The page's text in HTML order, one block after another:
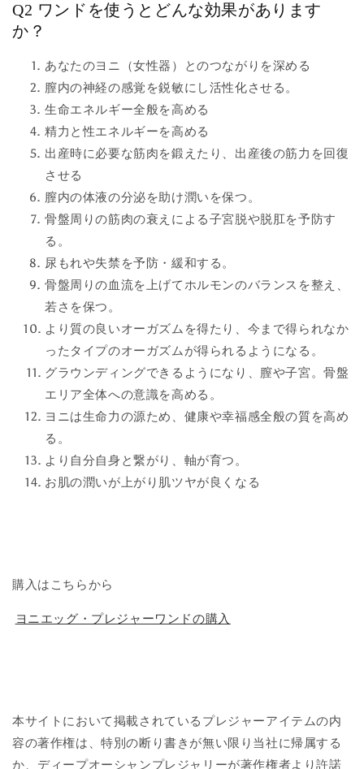
Q2 ワンドを使うとどんな効果があります
か？
あなたのヨニ（女性器）とのつながりを深める
膣内の神経の感覚を鋭敏にし活性化させる。
生命エネルギー全般を高める
精力と性エネルギーを高める
出産時に必要な筋肉を鍛えたり、出産後の筋力を回復
させる
膣内の体液の分泌を助け潤いを保つ。
骨盤周りの筋肉の衰えによる子宮脱や脱肛を予防す
る。
尿もれや失禁を予防・緩和する。
骨盤周りの血流を上げてホルモンのバランスを整え、
若さを保つ。
より質の良いオーガズムを得たり、今まで得られなか
ったタイプのオーガズムが得られるようになる。
グラウンディングできるようになり、膣や子宮。骨盤
エリア全体への意識を高める。
ヨニは生命力の源ため、健康や幸福感全般の質を高め
る。
より自分自身と繋がり、軸が育つ。
お肌の潤いが上がり肌ツヤが良くなる
購入はこちらから
ヨニエッグ・プレジャーワンドの購入
本サイトにおいて掲載されているプレジャーアイテムの内
容の著作権は、特別の断り書きが無い限り当社に帰属する
か、ディープオーシャンプレジャリーが著作権者より許諾